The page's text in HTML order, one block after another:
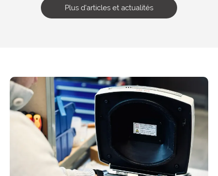
Plus d'articles et actualités